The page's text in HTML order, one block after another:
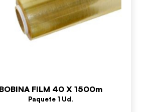
BOBINA FILM 40 X 1500m
Paquete 1 Ud.